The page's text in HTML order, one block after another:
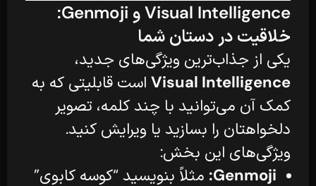
Visual Intelligence و Genmoji:
خلاقیت در دستان شما
یکی از جذاب‌ترین ویژگی‌های جدید،
Visual Intelligence است قابلیتی که به
کمک آن می‌توانید با چند کلمه، تصویر
دلخواهتان را بسازید یا ویرایش کنید.
ویژگی‌های این بخش:
Genmoji: مثلاً بنویسید “کوسه کابوی”